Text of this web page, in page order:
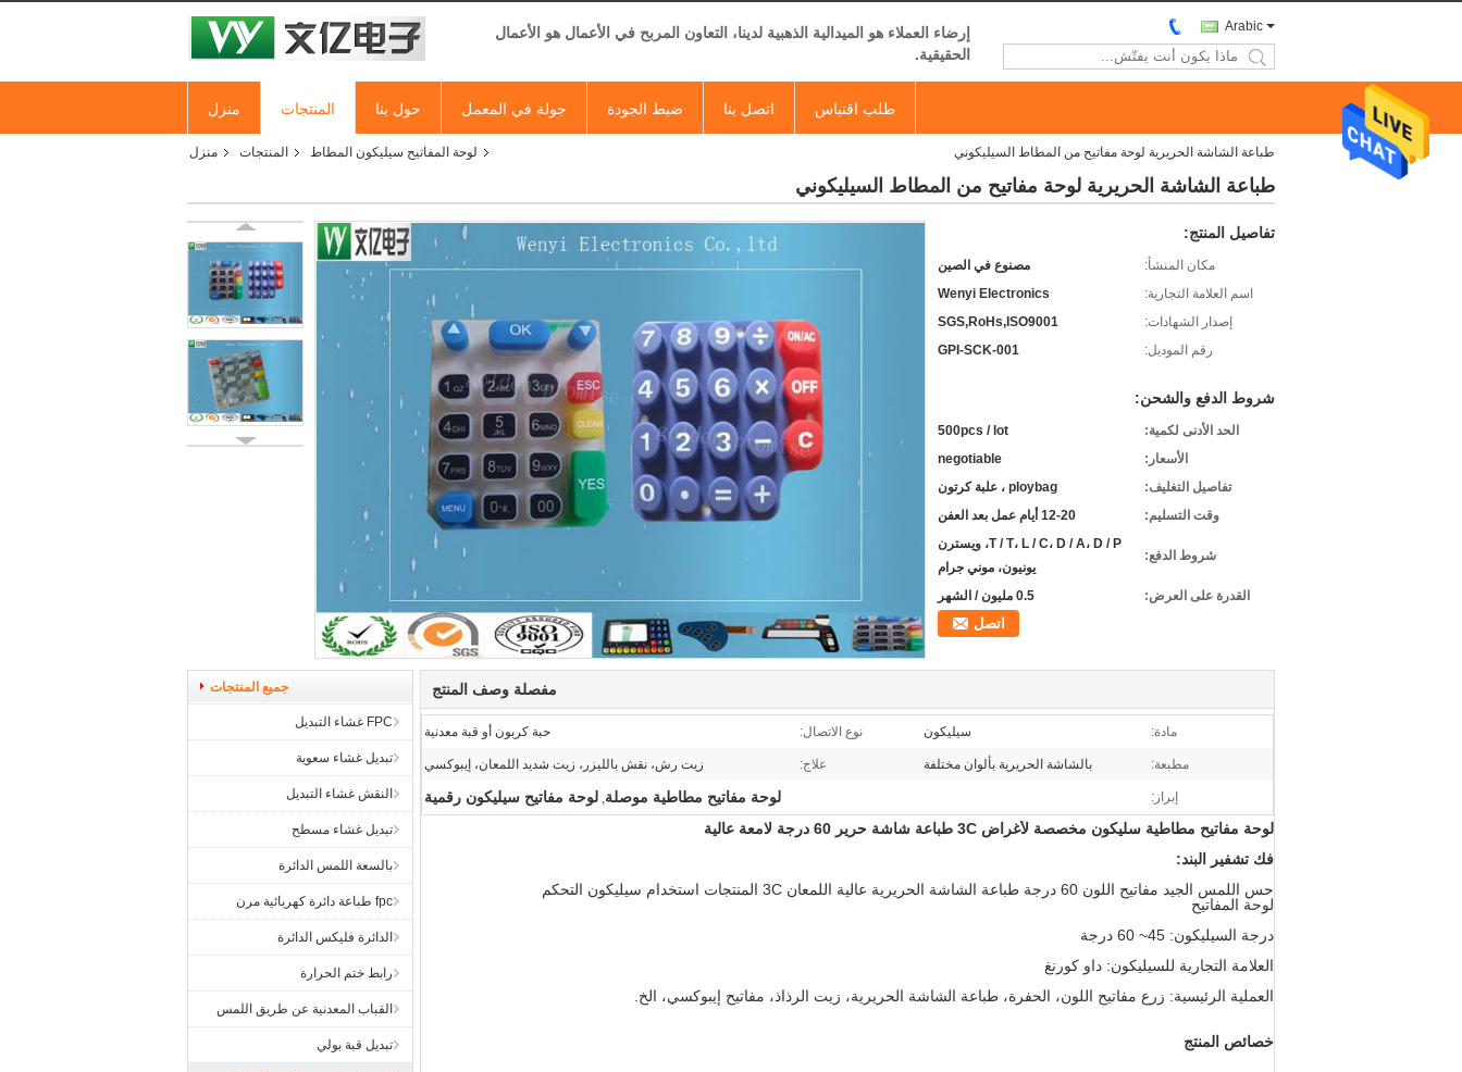
إرضاء العملاء هو الميدالية الذهبية لدينا، التعاون المربح في الأعمال هو الأعمال
الحقيقية.
Arabic
search
منزل المنتجات حول بنا جولة في المعمل ضبط الجودة اتصل بنا طلب اقتباس
منزل المنتجات لوحة المفاتيح سيليكون المطاط طباعة الشاشة الحريرية لوحة مفاتيح من المطاط السيليكوني
طباعة الشاشة الحريرية لوحة مفاتيح من المطاط السيليكوني
تفاصيل المنتج:
مكان المنشأ:
مصنوع في الصين
اسم العلامة التجارية:
Wenyi Electronics
إصدار الشهادات:
SGS,RoHs,ISO9001
رقم الموديل:
GPI-SCK-001
شروط الدفع والشحن:
الحد الأدنى لكمية:
500pcs / lot
الأسعار:
negotiable
تفاصيل التغليف:
ploybag ، علبة كرتون
وقت التسليم:
12-20 أيام عمل بعد العفن
شروط الدفع:
T / T، L / C، D / A، D / P، ويسترن
يونيون، موني جرام
القدرة على العرض:
0.5 مليون / الشهر
اتصل
جميع المنتجات
FPC غشاء التبديل
تبديل غشاء سعوية
النقش غشاء التبديل
تبديل غشاء مسطح
بالسعة اللمس الدائرة
fpc طباعة دائرة كهربائية مرن
الدائرة فليكس الدائرة
رابط ختم الحرارة
القباب المعدنية عن طريق اللمس
تبديل قبة بولي
مفصلة وصف المنتج
مادة: سيليكون نوع الاتصال: حبة كربون أو قبة معدنية
مطبعة: بالشاشة الحريرية بألوان مختلفة علاج: زيت رش، نقش بالليزر، زيت شديد اللمعان، إيبوكسي
إبراز: لوحة مفاتيح مطاطية موصلة, لوحة مفاتيح سيليكون رقمية
لوحة مفاتيح مطاطية سليكون مخصصة لأغراض 3C طباعة شاشة حرير 60 درجة لامعة عالية
فك تشفير البند:
حس اللمس الجيد مفاتيح اللون 60 درجة طباعة الشاشة الحريرية عالية اللمعان 3C المنتجات استخدام سيليكون التحكم
لوحة المفاتيح
درجة السيليكون: 45~ 60 درجة
العلامة التجارية للسيليكون: داو كورنغ
العملية الرئيسية: زرع مفاتيح اللون، الحفرة، طباعة الشاشة الحريرية، زيت الرذاذ، مفاتيح إيبوكسي، الخ.
خصائص المنتج